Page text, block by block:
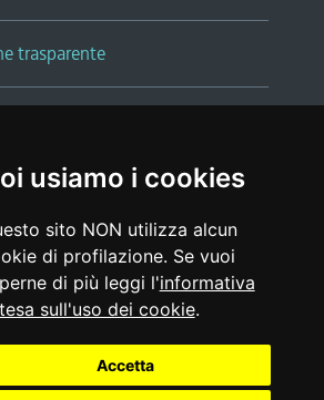
usiamo i cookies
sito NON utilizza alcun
di profilazione. Se vuoi
di più leggi l'informativa
sull'uso dei cookie.
Accetta
trasparente
|note legali |glossario
media policy
accessibilità |feedback
cookie